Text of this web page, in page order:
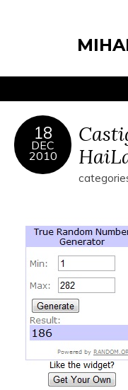
18
DEC
2010